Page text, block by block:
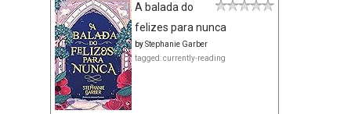
A balada do
felizes para nunca
byStephanie Garber
tagged: currently-reading